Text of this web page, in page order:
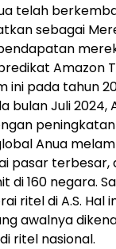
telah
sebagai
Amazon
ini pada tahun
bulan Juli 2024,
Anua
pasar terbesar,
160 negara.
ritel di A.S. Hal
awalnya
ritel nasional.